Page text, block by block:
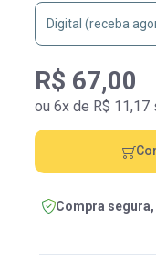
R$ 67,00
ou 6x de R$ 11,17
Compra segura,